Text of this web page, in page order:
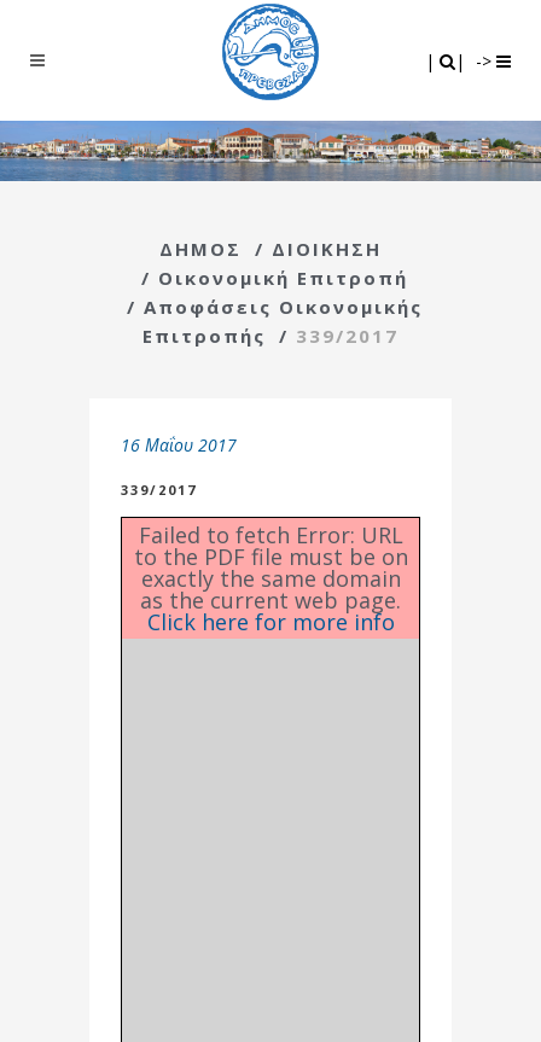
| | ->
ΔΗΜΟΣ / ΔΙΟΙΚΗΣΗ
/ Οικονομική Επιτροπή
/ Αποφάσεις Οικονομικής
Επιτροπής
/ 339/2017
16 Μαΐου 2017
339/2017
Failed to fetch Error: URL
to the PDF file must be on
exactly the same domain
as the current web page.
Click here for more info